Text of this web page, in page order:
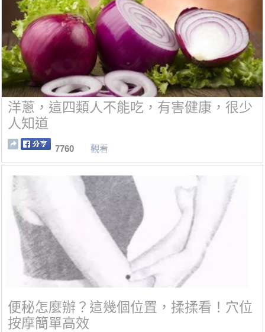
洋蔥，這四類人不能吃，有害健康，很少
人知道
7760 觀看
便秘怎麼辦？這幾個位置，揉揉看！穴位
按摩簡單高效